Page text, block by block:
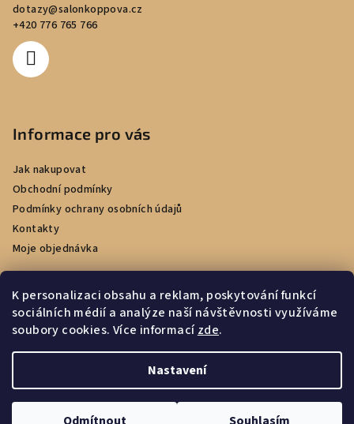
K personalizaci obsahu a reklam, poskytování funkcí
sociálních médií a analýze naší návštěvnosti využíváme
soubory cookies. Více informacízde.
Nastavení
dotazy@salonkoppova.cz
+420 776 765 766
Informace pro vás
Jak nakupovat
Obchodní podmínky
Podmínky ochrany osobních údajů
Kontakty
Moje objednávka
Facebook
Upravit nastavení cookies